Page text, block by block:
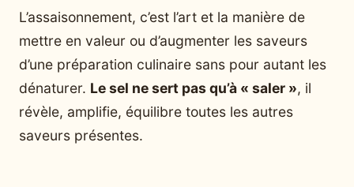
L’assaisonnement, c’est l’art et la manière de
mettre en valeur ou d’augmenter les saveurs
d’une préparation culinaire sans pour autant les
dénaturer. Le sel ne sert pas qu’à « saler », il
révèle, amplifie, équilibre toutes les autres
saveurs présentes.